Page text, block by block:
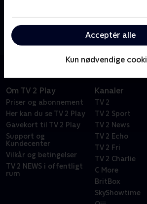
Acceptér alle
Kun nødvendige
som de selv og samfundet har til at
Om TV 2 Play
Priser og abonnement
Her kan du se TV 2 Play
Gavekort til TV 2 Play
Support og
Kundecenter
Vilkår og betingelser
TV 2 NEWS i offentligt
rum
Kanaler
TV 2
TV 2 Sport
TV 2 News
TV 2 Echo
TV 2 Fri
TV 2 Charlie
C More
BritBox
SkyShowtime